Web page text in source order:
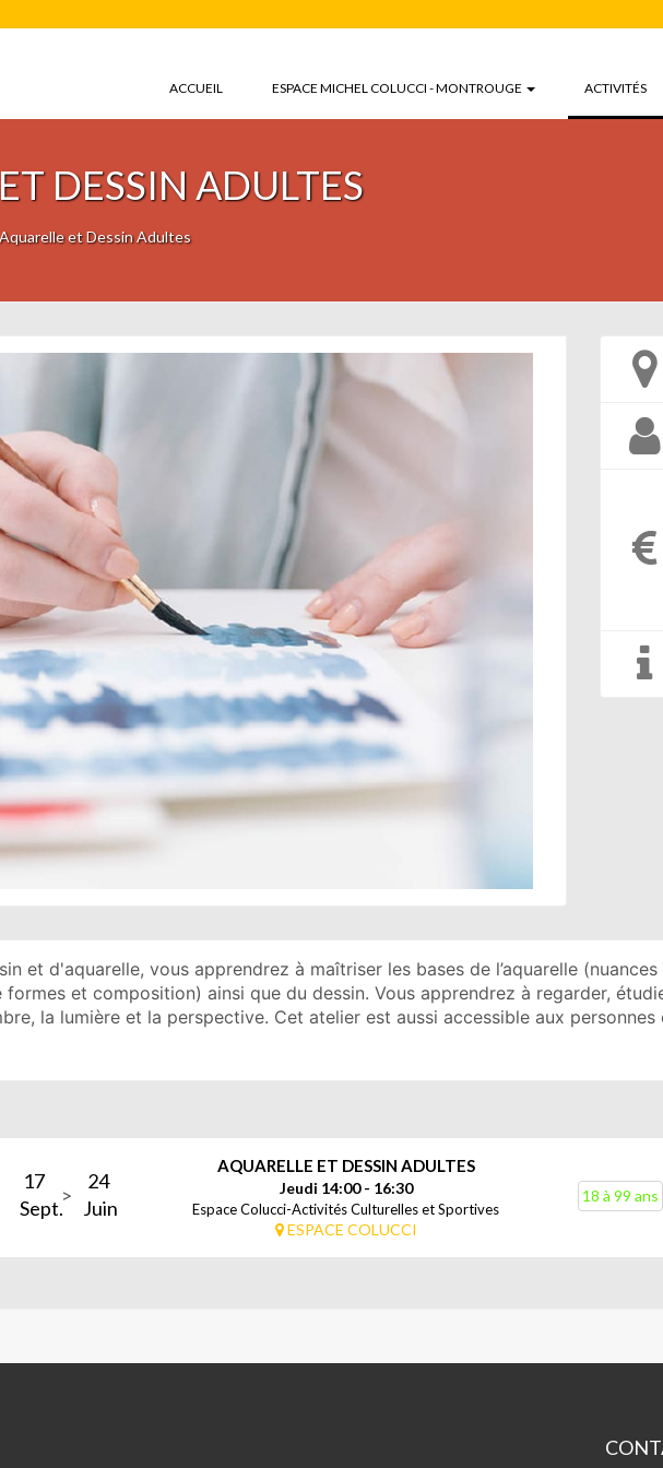
ACCUEIL ESPACE MICHEL COLUCCI - MONTROUGE ACTIVITÉS
DESSIN ADULTES
Aquarelle et Dessin Adultes
et d'aquarelle, vous apprendrez à maîtriser les bases de l’aquarelle
et composition) ainsi que du dessin. Vous apprendrez à regarder,
la lumière et la perspective. Cet atelier est aussi accessible aux
17
Sept.
24
Juin
AQUARELLE ET DESSIN ADULTES
Jeudi 14:00 - 16:30
Espace Colucci-Activités Culturelles et Sportives
ESPACE COLUCCI
18 à 99 ans